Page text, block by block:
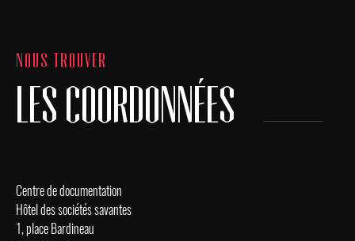
NOUS TROUVER
LES COORDONNÉES
Centre de documentation
Hôtel des sociétés savantes
1, place Bardineau